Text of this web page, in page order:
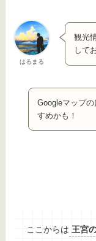
はるまる
観光
して
Googleマップ
すめかも！
ここからは 王宮